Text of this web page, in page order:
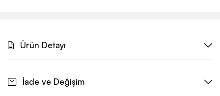
Ürün Detayı
İade ve Değişim